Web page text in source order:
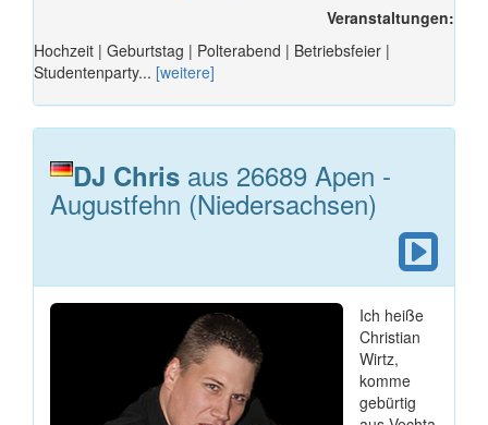
Veranstaltungen:
Hochzeit | Geburtstag | Polterabend | Betriebsfeier |
Studentenparty... [weitere]
DJ Chris aus 26689 Apen -
Augustfehn (Niedersachsen)
Ich heiße
Christian
Wirtz,
komme
gebürtig